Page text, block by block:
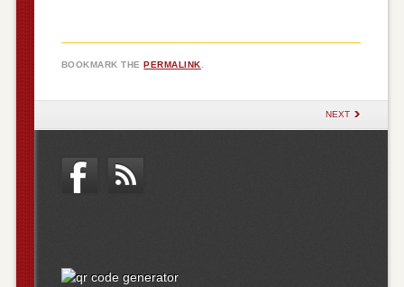
BOOKMARK THEPERMALINK
NEXT